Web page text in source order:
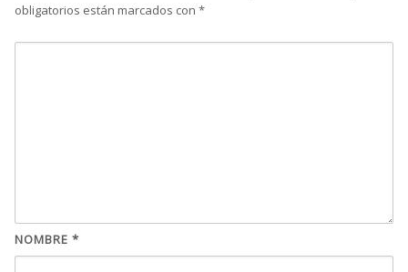
obligatorios están marcados con *
NOMBRE *